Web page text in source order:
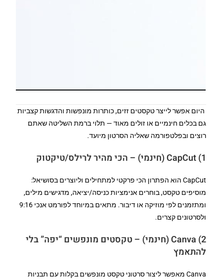
היום אפשר לייצר טקסטים זזים, כותרות מונפשות והדגשות קצביות
גם בכלים חינמיים או זולים מאוד — תלוי ברמת השליטה שאתם
רוצים ובפלטפורמה שאליה הסרטון מיועד.
1) CapCut (חינמי) – הכי מהיר לרילס/טיקטוק
CapCut הוא הפתרון הכי פרקטי למתחילים וליוצרים בסושיאל:
מוסיפים טקסט, בוחרים אנימציות כניסה/יציאה, מדגישים מילים,
ומתזמנים לפי מוזיקה או דיבור. מתאים במיוחד לפורמט אנכי 9:16
ולסרטונים קצרים.
2) Canva (חינמי) – טקסטים מונפשים “יפה” בלי
להתאמץ
Canva מאפשר ליצור סרטוני טקסט מונפשים בקלות עם תבניות